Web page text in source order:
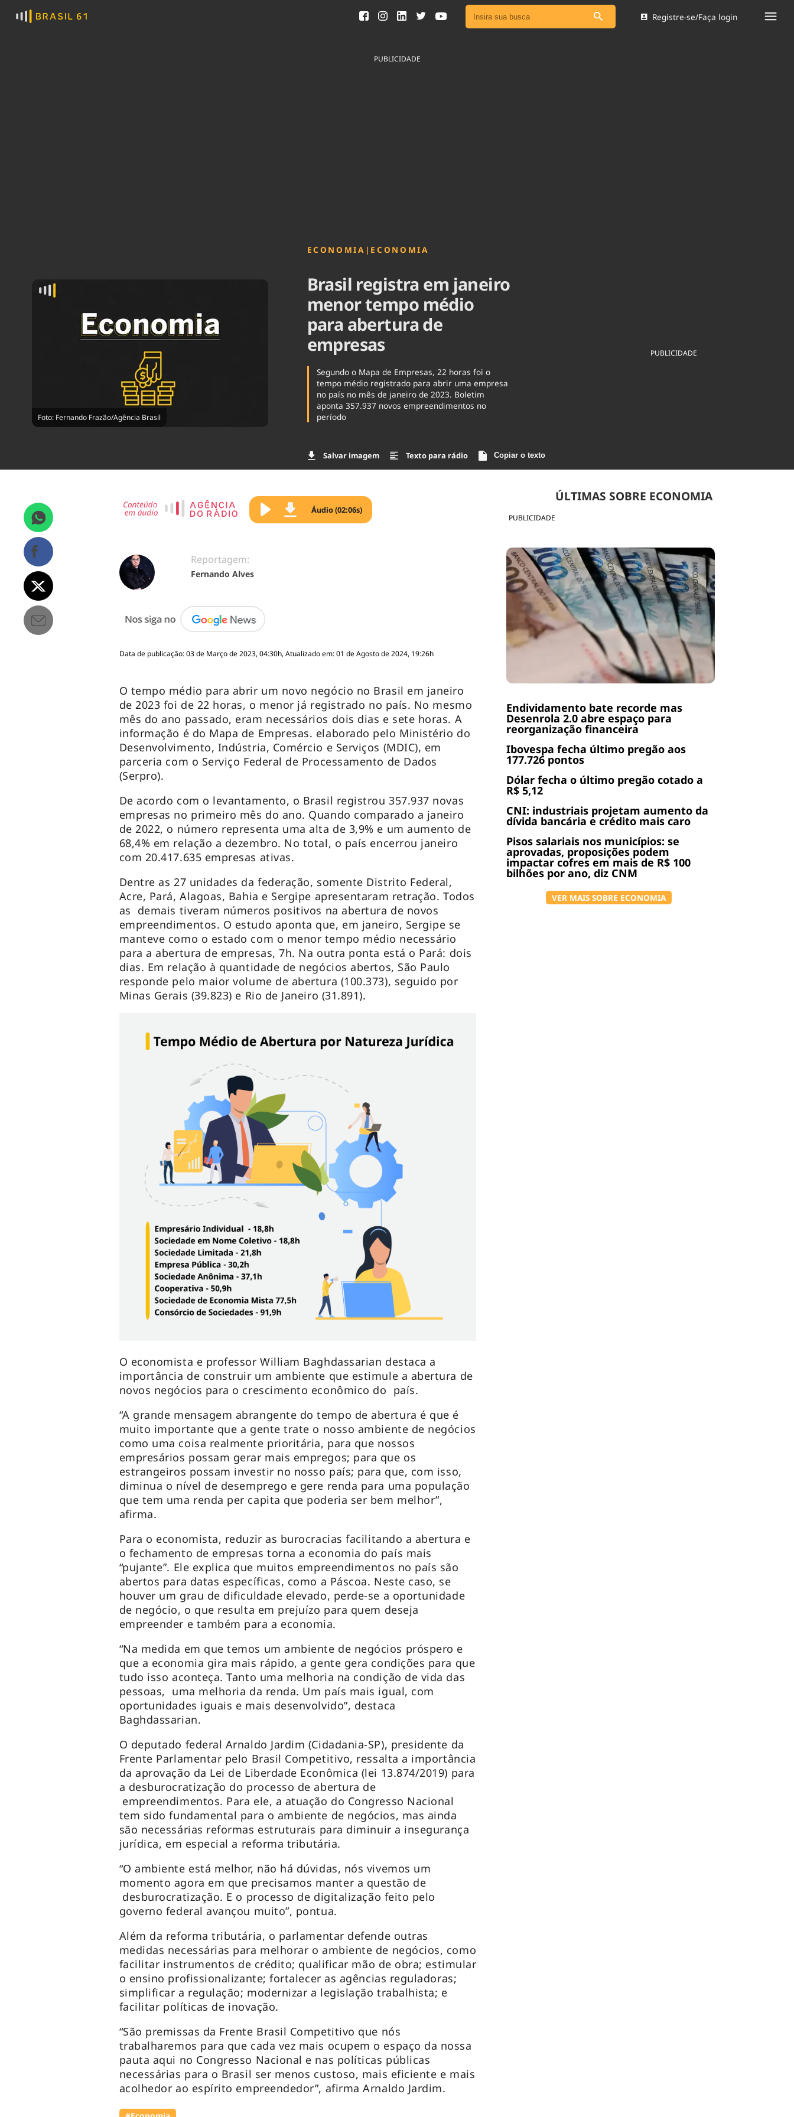
Ver todas as notícias
Agronegócios
Brasil
Registre-se/Faça login
PUBLICIDADE
Foto: Fernando Frazão/Agência Brasil
ECONOMIA | ECONOMIA
Brasil registra em janeiro
menor tempo médio
para abertura de
empresas
Segundo o Mapa de Empresas, 22 horas foi o
tempo médio registrado para abrir uma empresa
no país no mês de janeiro de 2023. Boletim
aponta 357.937 novos empreendimentos no
período
Salvar imagem Texto para rádio Copiar o texto
PUBLICIDADE
PUBLICIDADE
ÚLTIMAS SOBRE ECONOMIA
Endividamento bate recorde mas
Desenrola 2.0 abre espaço para
reorganização financeira
Ibovespa fecha último pregão aos
177.726 pontos
Dólar fecha o último pregão cotado a
R$ 5,12
CNI: industriais projetam aumento da
dívida bancária e crédito mais caro
Pisos salariais nos municípios: se
aprovadas, proposições podem
impactar cofres em mais de R$ 100
bilhões por ano, diz CNM
VER MAIS SOBRE ECONOMIA
Áudio (02:06s)
Reportagem:
Fernando Alves
Data de publicação: 03 de Março de 2023, 04:30h, Atualizado em: 01 de Agosto de 2024, 19:26h
O tempo médio para abrir um novo negócio no Brasil em janeiro
de 2023 foi de 22 horas, o menor já registrado no país. No mesmo
mês do ano passado, eram necessários dois dias e sete horas. A
informação é do Mapa de Empresas. elaborado pelo Ministério do
Desenvolvimento, Indústria, Comércio e Serviços (MDIC), em
parceria com o Serviço Federal de Processamento de Dados
(Serpro).
De acordo com o levantamento, o Brasil registrou 357.937 novas
empresas no primeiro mês do ano. Quando comparado a janeiro
de 2022, o número representa uma alta de 3,9% e um aumento de
68,4% em relação a dezembro. No total, o país encerrou janeiro
com 20.417.635 empresas ativas.
Dentre as 27 unidades da federação, somente Distrito Federal,
Acre, Pará, Alagoas, Bahia e Sergipe apresentaram retração. Todos
as demais tiveram números positivos na abertura de novos
empreendimentos. O estudo aponta que, em janeiro, Sergipe se
manteve como o estado com o menor tempo médio necessário
para a abertura de empresas, 7h. Na outra ponta está o Pará: dois
dias. Em relação à quantidade de negócios abertos, São Paulo
responde pelo maior volume de abertura (100.373), seguido por
Minas Gerais (39.823) e Rio de Janeiro (31.891).
O economista e professor William Baghdassarian destaca a
importância de construir um ambiente que estimule a abertura de
novos negócios para o crescimento econômico do país.
“A grande mensagem abrangente do tempo de abertura é que é
muito importante que a gente trate o nosso ambiente de negócios
como uma coisa realmente prioritária, para que nossos
empresários possam gerar mais empregos; para que os
estrangeiros possam investir no nosso país; para que, com isso,
diminua o nível de desemprego e gere renda para uma população
que tem uma renda per capita que poderia ser bem melhor”,
afirma.
Para o economista, reduzir as burocracias facilitando a abertura e
o fechamento de empresas torna a economia do país mais
“pujante”. Ele explica que muitos empreendimentos no país são
abertos para datas específicas, como a Páscoa. Neste caso, se
houver um grau de dificuldade elevado, perde-se a oportunidade
de negócio, o que resulta em prejuízo para quem deseja
empreender e também para a economia.
“Na medida em que temos um ambiente de negócios próspero e
que a economia gira mais rápido, a gente gera condições para que
tudo isso aconteça. Tanto uma melhoria na condição de vida das
pessoas, uma melhoria da renda. Um país mais igual, com
oportunidades iguais e mais desenvolvido”, destaca
Baghdassarian.
O deputado federal Arnaldo Jardim (Cidadania-SP), presidente da
Frente Parlamentar pelo Brasil Competitivo, ressalta a importância
da aprovação da Lei de Liberdade Econômica (lei 13.874/2019) para
a desburocratização do processo de abertura de
empreendimentos. Para ele, a atuação do Congresso Nacional
tem sido fundamental para o ambiente de negócios, mas ainda
são necessárias reformas estruturais para diminuir a insegurança
jurídica, em especial a reforma tributária.
“O ambiente está melhor, não há dúvidas, nós vivemos um
momento agora em que precisamos manter a questão de
desburocratização. E o processo de digitalização feito pelo
governo federal avançou muito”, pontua.
Além da reforma tributária, o parlamentar defende outras
medidas necessárias para melhorar o ambiente de negócios, como
facilitar instrumentos de crédito; qualificar mão de obra; estimular
o ensino profissionalizante; fortalecer as agências reguladoras;
simplificar a regulação; modernizar a legislação trabalhista; e
facilitar políticas de inovação.
“São premissas da Frente Brasil Competitivo que nós
trabalharemos para que cada vez mais ocupem o espaço da nossa
pauta aqui no Congresso Nacional e nas políticas públicas
necessárias para o Brasil ser menos custoso, mais eficiente e mais
acolhedor ao espírito empreendedor”, afirma Arnaldo Jardim.